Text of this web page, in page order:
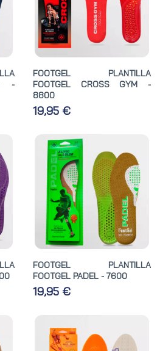
-
FOOTGEL PLANTILLA
FOOTGEL CROSS GYM -
8800
19,95 €
FOOTGEL PLANTILLA
FOOTGEL PADEL - 7600
19,95 €